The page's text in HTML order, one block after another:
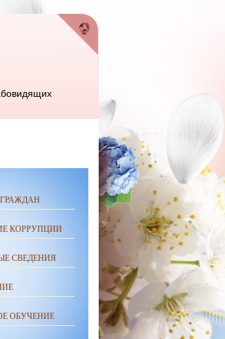
КОРРУПЦИИ
СВЕДЕНИЯ
ОБУЧЕНИЕ